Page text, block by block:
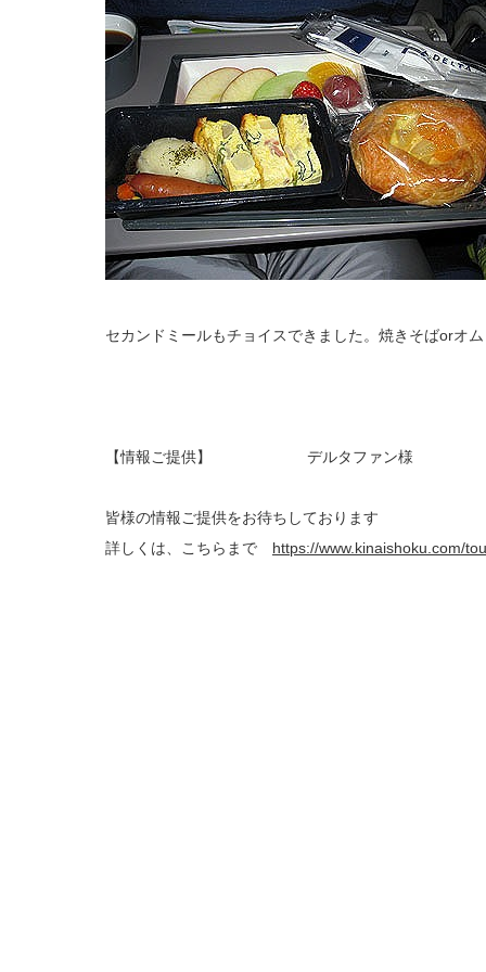
セカンドミールもチョイスできました。焼きそばorオ
【情報ご提供】 デルタファン様
皆様の情報ご提供をお待ちしております
詳しくは、こちらまで https://www.kinaishoku.com/